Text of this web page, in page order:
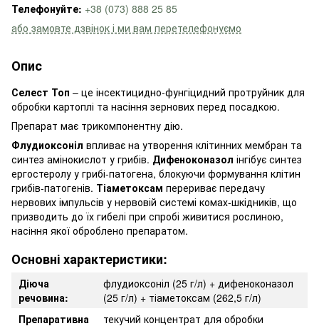
Телефонуйте: +38 (073) 888 25 85
або замовте дзвінок і ми вам перетелефонуємо
Опис
Селест Топ – це інсектицидно-фунгіцидний протруйник для
обробки картоплі та насіння зернових перед посадкою.
Препарат має трикомпонентну дію.
Флудиоксоніл впливає на утворення клітинних мембран та
синтез амінокислот у грибів. Дифеноконазол інгібує синтез
ергостеролу у грибі-патогена, блокуючи формування клітин
грибів-патогенів. Тіаметоксам перериває передачу
нервових імпульсів у нервовій системі комах-шкідників, що
призводить до їх гибелі при спробі живитися рослиною,
насіння якої оброблено препаратом.
Основні характеристики:
Діюча
речовина:
флудиоксоніл (25 г/л) + дифеноконазол
(25 г/л) + тіаметоксам (262,5 г/л)
Препаративна
текучий концентрат для обробки